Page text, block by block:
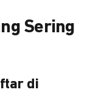
Sering
di